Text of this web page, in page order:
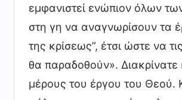
εμφανιστεί ενώπιον όλων
στη γη να αναγνωρίσουν τα
της κρίσεως”, έτσι ώστε να
θα παραδοθούν».
μέρους του έργου του Θεού.